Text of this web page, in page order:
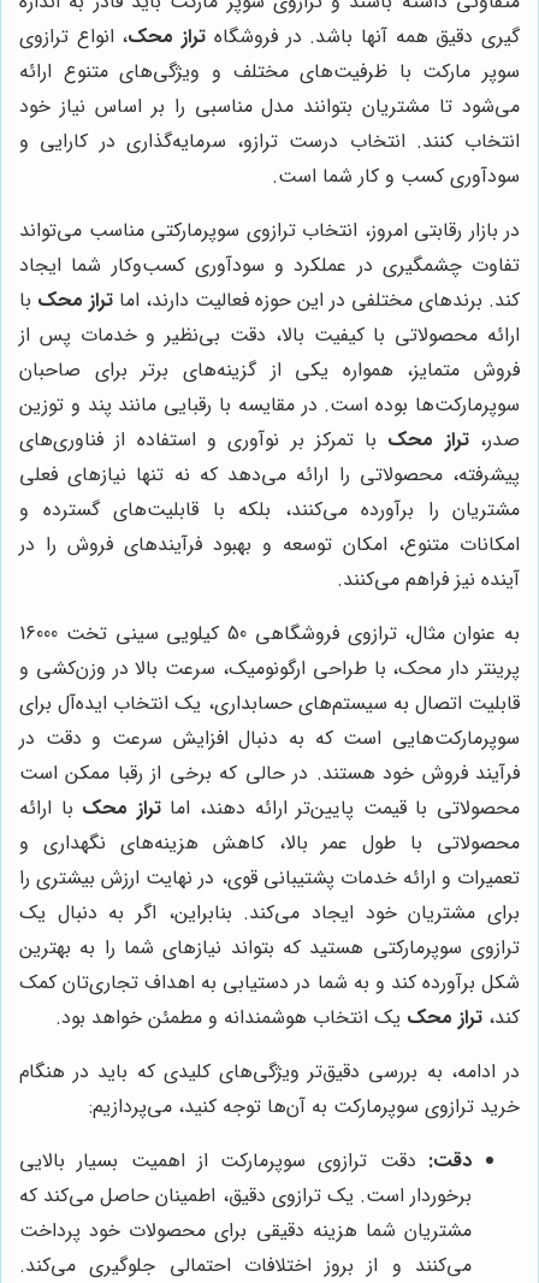
گیری دقیق همه آنها باشد. در فروشگاه تراز محک، انواع ترازوی
سوپر مارکت با ظرفیت‌های مختلف و ویژگی‌های متنوع ارائه
می‌شود تا مشتریان بتوانند مدل مناسبی را بر اساس نیاز خود
انتخاب کنند. انتخاب درست ترازو، سرمایه‌گذاری در کارایی و
سودآوری کسب و کار شما است.
در بازار رقابتی امروز، انتخاب ترازوی سوپرمارکتی مناسب می‌تواند
تفاوت چشمگیری در عملکرد و سودآوری کسب‌وکار شما ایجاد
کند. برندهای مختلفی در این حوزه فعالیت دارند، اما تراز محک با
ارائه محصولاتی با کیفیت بالا، دقت بی‌نظیر و خدمات پس از
فروش متمایز، همواره یکی از گزینه‌های برتر برای صاحبان
سوپرمارکت‌ها بوده است. در مقایسه با رقبایی مانند پند و توزین
صدر،تراز محک با تمرکز بر نوآوری و استفاده از فناوری‌های
پیشرفته، محصولاتی را ارائه می‌دهد که نه تنها نیازهای فعلی
مشتریان را برآورده می‌کنند، بلکه با قابلیت‌های گسترده و
امکانات متنوع، امکان توسعه و بهبود فرآیندهای فروش را در
آینده نیز فراهم می‌کنند.
به عنوان مثال، ترازوی فروشگاهی 50 کیلویی سینی تخت 16000
پرینتر دار محک، با طراحی ارگونومیک، سرعت بالا در وزن‌کشی و
قابلیت اتصال به سیستم‌های حسابداری، یک انتخاب ایده‌آل برای
سوپرمارکت‌هایی است که به دنبال افزایش سرعت و دقت در
فرآیند فروش خود هستند. در حالی که برخی از رقبا ممکن است
محصولاتی با قیمت پایین‌تر ارائه دهند، اماتراز محک با ارائه
محصولاتی با طول عمر بالا، کاهش هزینه‌های نگهداری و
تعمیرات و ارائه خدمات پشتیبانی قوی، در نهایت ارزش بیشتری را
برای مشتریان خود ایجاد می‌کند. بنابراین، اگر به دنبال یک
ترازوی سوپرمارکتی هستید که بتواند نیازهای شما را به بهترین
شکل برآورده کند و به شما در دستیابی به اهداف تجاری‌تان کمک
کند، تراز محک یک انتخاب هوشمندانه و مطمئن خواهد بود.
در ادامه، به بررسی دقیق‌تر ویژگی‌های کلیدی که باید در هنگام
خرید ترازوی سوپرمارکت به آن‌ها توجه کنید، می‌پردازیم:
دقت: دقت ترازوی سوپرمارکت از اهمیت بسیار بالایی
برخوردار است. یک ترازوی دقیق، اطمینان حاصل می‌کند که
مشتریان شما هزینه دقیقی برای محصولات خود پرداخت
می‌کنند و از بروز اختلافات احتمالی جلوگیری می‌کند.